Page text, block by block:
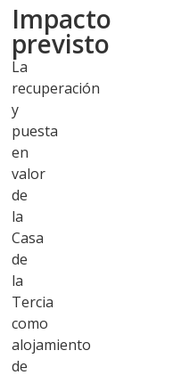
Impacto
previsto
La
recuperación
y
puesta
en
valor
de
la
Casa
de
la
Tercia
como
alojamiento
de